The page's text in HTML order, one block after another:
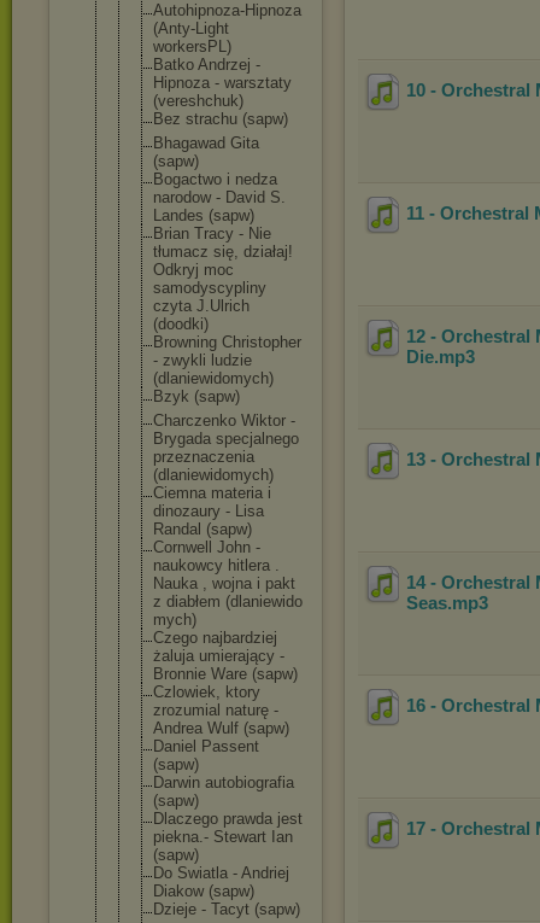
Autohipnoza-Hipnoza
(Anty-Light
workersPL)
Batko Andrzej -
Hipnoza - warsztaty
(vereshchuk)
Bez strachu (sapw)
Bhagawad Gita
(sapw)
Bogactwo i nedza
narodow - David S.
Landes (sapw)
Brian Tracy - Nie
tłumacz się, działaj!
Odkryj moc
samodyscypl iny
czyta J.Ulrich
(doodki)
Browning Christopher
- zwykli ludzie
(dlaniewidomych)
Bzyk (sapw)
Charczenko Wiktor -
Brygada specjalnego
przeznaczenia
(dlaniewidomych)
Ciemna materia i
dinozaury - Lisa
Randal (sapw)
Cornwell John -
naukowcy hitlera .
Nauka , wojna i pakt
z diabłem (dlaniewido
mych)
Czego najbardziej
żaluja umierający -
Bronnie Ware (sapw)
Czlowiek, ktory
zrozumial naturę -
Andrea Wulf (sapw)
Daniel Passent
(sapw)
Darwin autobiografia
(sapw)
Dlaczego prawda jest
piekna.- Stewart Ian
(sapw)
Do Swiatla - Andriej
Diakow (sapw)
Dzieje - Tacyt (sapw)
10 - Orchestral
11 - Orchestral
12 - Orchestral
Die.mp3
13 - Orchestral
14 - Orchestral
Seas.mp3
16 - Orchestral
17 - Orchestral